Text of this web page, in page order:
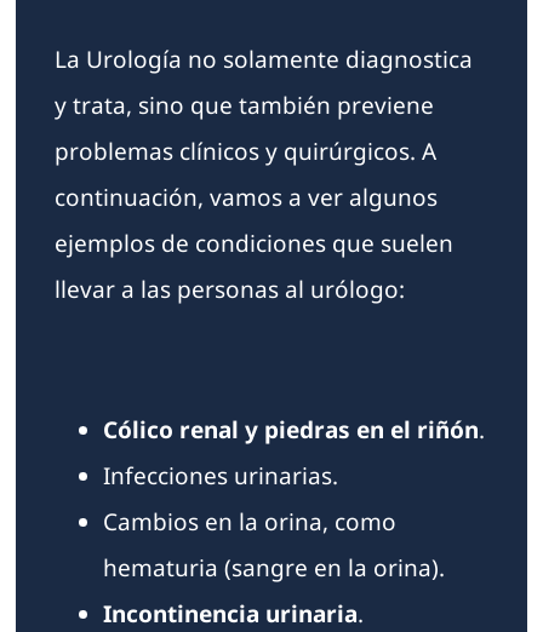
La Urología no solamente diagnostica
y trata, sino que también previene
problemas clínicos y quirúrgicos. A
continuación, vamos a ver algunos
ejemplos de condiciones que suelen
llevar a las personas al urólogo:
Cólico renal y piedras en el riñón.
Infecciones urinarias.
Cambios en la orina, como
hematuria (sangre en la orina).
Incontinencia urinaria.